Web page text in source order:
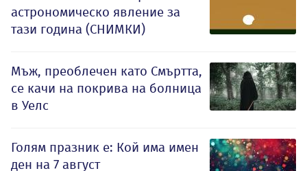
астрономическо явление за
тази година (СНИМКИ)
Мъж, преоблечен като Смъртта,
се качи на покрива на болница
в Уелс
Голям празник е: Кой има имен
ден на 7 август